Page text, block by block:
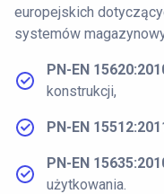
europejskich
systemów
PN-EN
konstrukcji,
PN-EN
PN-EN
użytkowania.